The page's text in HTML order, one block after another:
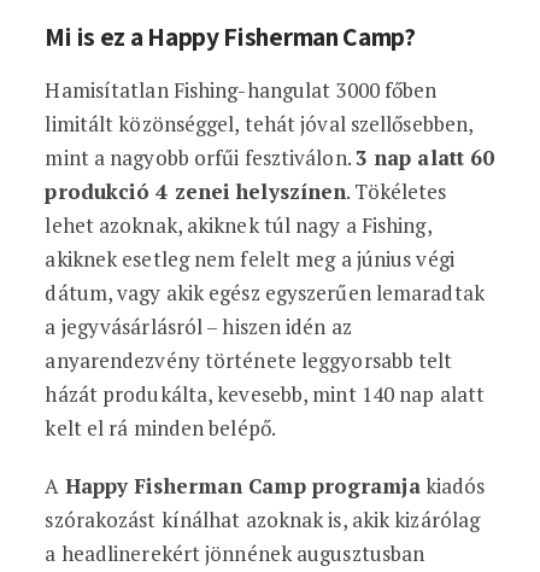
Mi is ez a Happy Fisherman Camp?
Hamisítatlan Fishing-hangulat 3000 főben
limitált közönséggel, tehát jóval szellősebben,
mint a nagyobb orfűi fesztiválon. 3 nap alatt 60
produkció 4 zenei helyszínen. Tökéletes
lehet azoknak, akiknek túl nagy a Fishing,
akiknek esetleg nem felelt meg a június végi
dátum, vagy akik egész egyszerűen lemaradtak
a jegyvásárlásról – hiszen idén az
anyarendezvény története leggyorsabb telt
házát produkálta, kevesebb, mint 140 nap alatt
kelt el rá minden belépő.
A Happy Fisherman Camp programjakiadós
szórakozást kínálhat azoknak is, akik kizárólag
a headlinerekért jönnének augusztusban